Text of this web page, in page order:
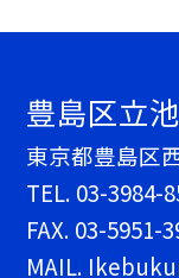
豊島区立
東京都豊島区
TEL. 03-3984-
FAX. 03-5951-
MAIL.